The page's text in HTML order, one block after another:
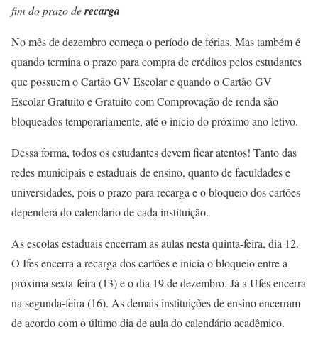
fim do prazo derecarga
No mês de dezembro começa o período de férias. Mas também é
quando termina o prazo para compra de créditos pelos estudantes
que possuem o Cartão GV Escolar e quando o Cartão GV
Escolar Gratuito e Gratuito com Comprovação de renda são
bloqueados temporariamente, até o início do próximo ano letivo.
Dessa forma, todos os estudantes devem ficar atentos! Tanto das
redes municipais e estaduais de ensino, quanto de faculdades e
universidades, pois o prazo para recarga e o bloqueio dos cartões
dependerá do calendário de cada instituição.
As escolas estaduais encerram as aulas nesta quinta-feira, dia 12.
O Ifes encerra a recarga dos cartões e inicia o bloqueio entre a
próxima sexta-feira (13) e o dia 19 de dezembro. Já a Ufes encerra
na segunda-feira (16). As demais instituições de ensino encerram
de acordo com o último dia de aula do calendário acadêmico.